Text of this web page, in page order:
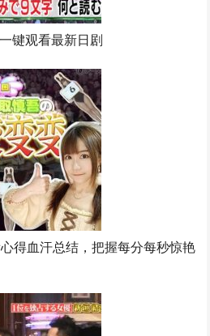
键观看最新日剧
得血汗总结，把握每分每秒惊艳